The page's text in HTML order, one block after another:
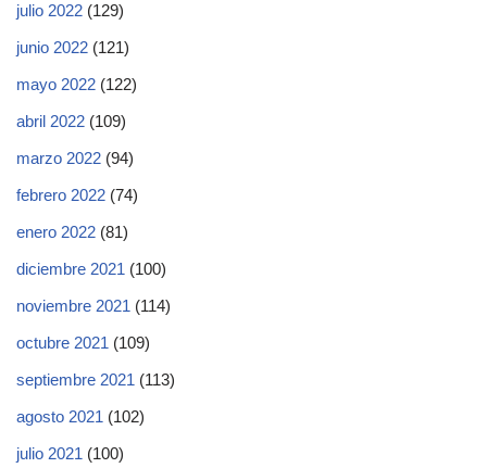
julio 2022 (129)
junio 2022 (121)
mayo 2022 (122)
abril 2022 (109)
marzo 2022 (94)
febrero 2022 (74)
enero 2022 (81)
diciembre 2021 (100)
noviembre 2021 (114)
octubre 2021 (109)
septiembre 2021 (113)
agosto 2021 (102)
julio 2021 (100)